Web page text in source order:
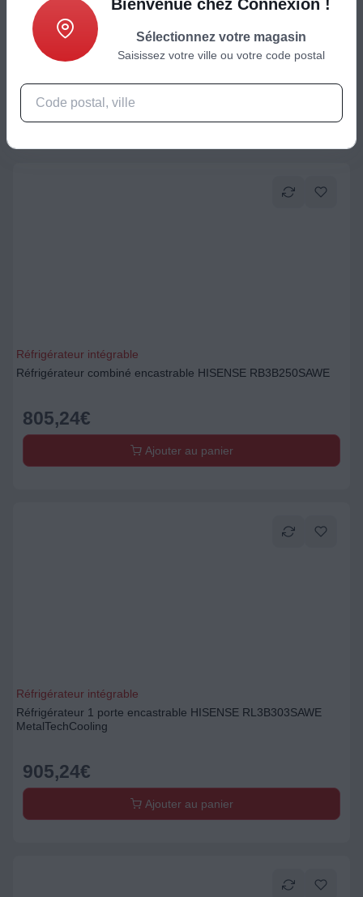
Réfrigérateur intégrable
Réfrigérateur combiné BOSCH KIN96NSE0 Série 2, XL
1305,24€
Réfrigérateur intégrable
Réfrigérateur combiné encastrable HISENSE RB3B250SAWE
805,24€
Ajouter au panier
Réfrigérateur intégrable
Réfrigérateur 1 porte encastrable HISENSE RL3B303SAWE
MetalTechCooling
905,24€
Ajouter au panier
Bienvenue chez Connexion !
Sélectionnez votre magasin
Saisissez votre ville ou votre code postal